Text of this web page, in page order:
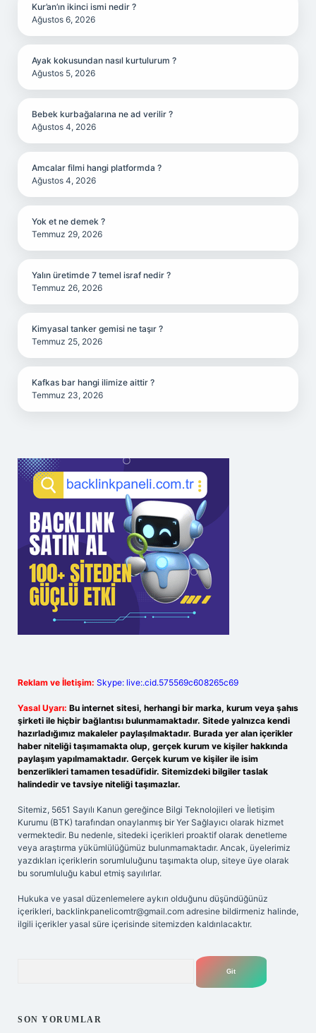
Kur’an’ın ikinci ismi nedir ?
Ağustos 6, 2026
Ayak kokusundan nasıl kurtulurum ?
Ağustos 5, 2026
Bebek kurbağalarına ne ad verilir ?
Ağustos 4, 2026
Amcalar filmi hangi platformda ?
Ağustos 4, 2026
Yok et ne demek ?
Temmuz 29, 2026
Yalın üretimde 7 temel israf nedir ?
Temmuz 26, 2026
Kimyasal tanker gemisi ne taşır ?
Temmuz 25, 2026
Kafkas bar hangi ilimize aittir ?
Temmuz 23, 2026
Reklam ve İletişim: Skype: live:.cid.575569c608265c69
Yasal Uyarı: Bu internet sitesi, herhangi bir marka, kurum veya şahıs
şirketi ile hiçbir bağlantısı bulunmamaktadır. Sitede yalnızca kendi
hazırladığımız makaleler paylaşılmaktadır. Burada yer alan içerikler
haber niteliği taşımamakta olup, gerçek kurum ve kişiler hakkında
paylaşım yapılmamaktadır. Gerçek kurum ve kişiler ile isim
benzerlikleri tamamen tesadüfidir. Sitemizdeki bilgiler taslak
halindedir ve tavsiye niteliği taşımazlar.
Sitemiz, 5651 Sayılı Kanun gereğince Bilgi Teknolojileri ve İletişim
Kurumu (BTK) tarafından onaylanmış bir Yer Sağlayıcı olarak hizmet
vermektedir. Bu nedenle, sitedeki içerikleri proaktif olarak denetleme
veya araştırma yükümlülüğümüz bulunmamaktadır. Ancak, üyelerimiz
yazdıkları içeriklerin sorumluluğunu taşımakta olup, siteye üye olarak
bu sorumluluğu kabul etmiş sayılırlar.
Hukuka ve yasal düzenlemelere aykırı olduğunu düşündüğünüz
içerikleri, backlinkpanelicomtr@gmail.com adresine bildirmeniz halinde,
ilgili içerikler yasal süre içerisinde sitemizden kaldırılacaktır.
SON YORUMLAR